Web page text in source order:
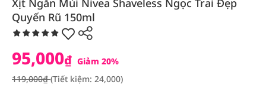
Xịt Ngăn Mùi Nivea Shaveless Ngọc Trai Đẹp
Quyến Rũ 150ml
95,000₫ Giảm 20%
119,000₫(Tiết kiệm: 24,000)